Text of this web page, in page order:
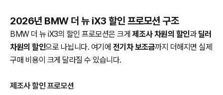
2026년 BMW 더 뉴 iX3 할인 프로모션 구조
BMW 더 뉴 iX3의 할인 프로모션은 크게제조사 차원의 할인과 딜러
차원의 할인으로 나뉩니다. 여기에 전기차 보조금까지 더해지면 실제
구매 비용이 크게 달라질 수 있습니다.
제조사 할인 프로모션